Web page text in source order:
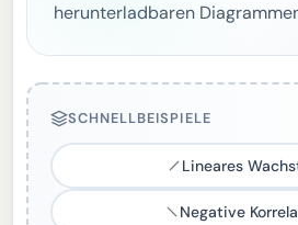
herunterladbaren
SCHNELLBEISPIELE
Lineares
Negative